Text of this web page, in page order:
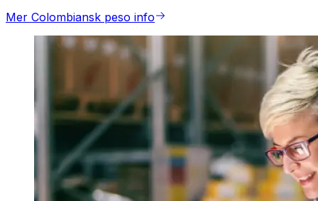
Mer Colombiansk peso info